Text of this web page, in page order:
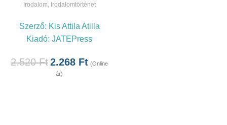
Irodalom, Irodalomtörténet
Szerző: Kis Attila Atilla
Kiadó: JATEPress
2.520Ft2.268 Ft (Online
ár)